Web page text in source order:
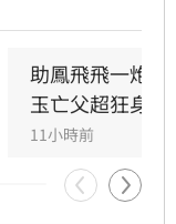
留到最後。這
紛留言表達對
，讓愛不再
助鳳飛飛一炮
玉亡父超狂身分
11小時前